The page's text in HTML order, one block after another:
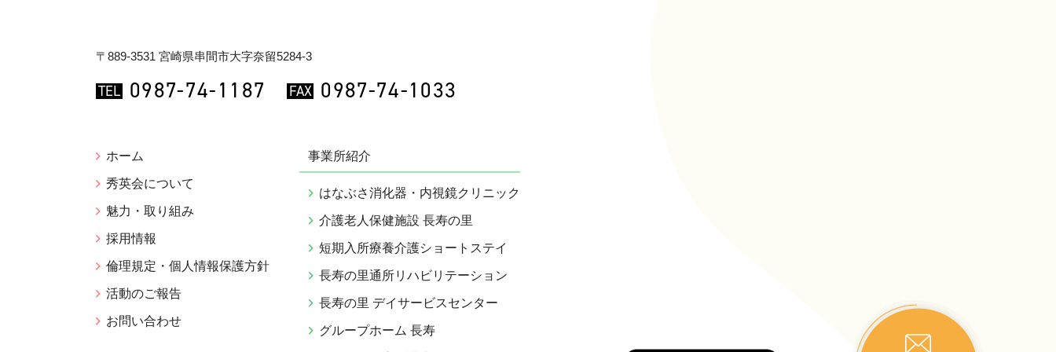
〒889-3531 宮崎県串間市大字奈留5284-3
TEL 0987-74-1187 FAX 0987-74-1033
ホーム
秀英会について
魅力・取り組み
採用情報
倫理規定・個人情報保護方針
活動のご報告
お問い合わせ
事業所紹介
はなぶさ消化器・内視鏡クリニック
介護老人保健施設 長寿の里
短期入所療養介護ショートステイ
長寿の里通所リハビリテーション
長寿の里 デイサービスセンター
グループホーム 長寿